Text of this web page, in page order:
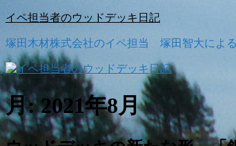
コ
テ
ン
ツ
へ
ス
キ
ッ
イペ担当者のウッドデッキ日記
塚田木材株式会社のイペ担当 塚田智大によ
月:2021年8月